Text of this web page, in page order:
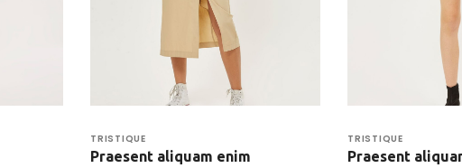
TRISTIQUE
Praesent aliquam enim
TRISTIQUE
Praesent